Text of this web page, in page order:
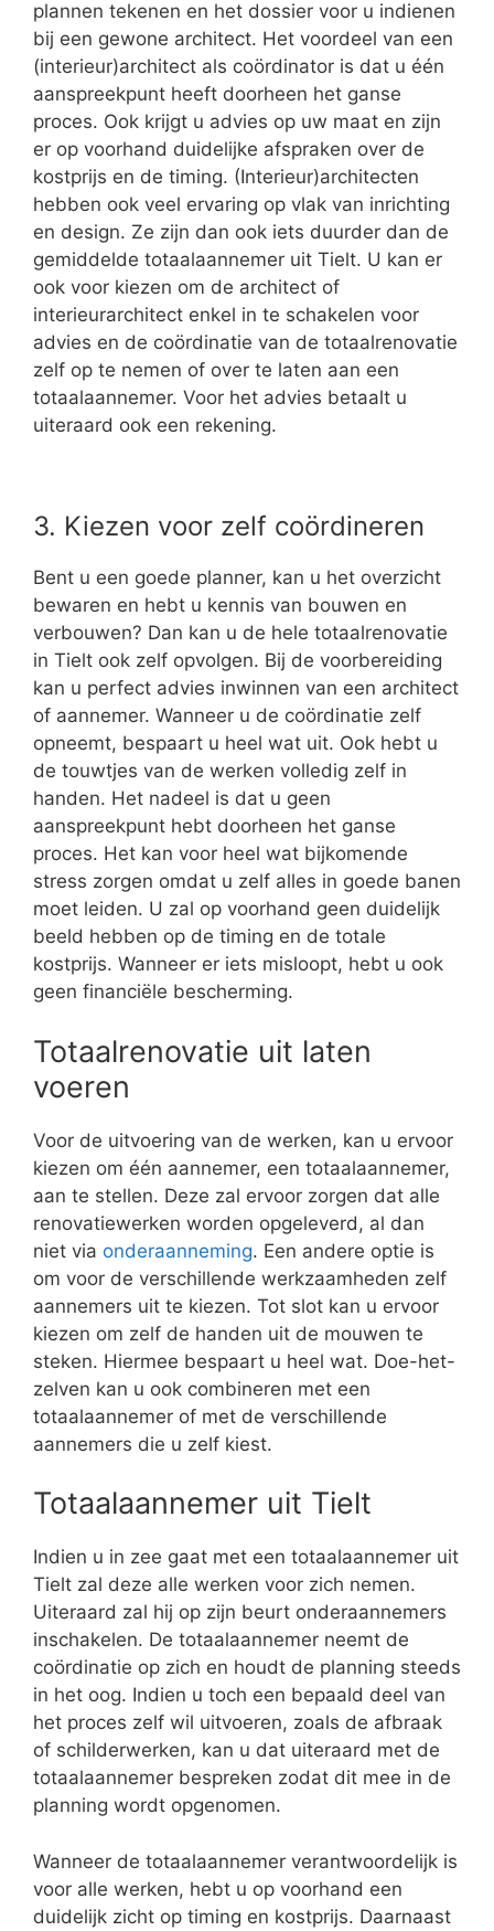
plannen tekenen en het dossier voor u indienen
bij een gewone architect. Het voordeel van een
(interieur)architect als coördinator is dat u één
aanspreekpunt heeft doorheen het ganse
proces. Ook krijgt u advies op uw maat en zijn
er op voorhand duidelijke afspraken over de
kostprijs en de timing. (Interieur)architecten
hebben ook veel ervaring op vlak van inrichting
en design. Ze zijn dan ook iets duurder dan de
gemiddelde totaalaannemer uit Tielt. U kan er
ook voor kiezen om de architect of
interieurarchitect enkel in te schakelen voor
advies en de coördinatie van de totaalrenovatie
zelf op te nemen of over te laten aan een
totaalaannemer. Voor het advies betaalt u
uiteraard ook een rekening.
3. Kiezen voor zelf coördineren
Bent u een goede planner, kan u het overzicht
bewaren en hebt u kennis van bouwen en
verbouwen? Dan kan u de hele totaalrenovatie
in Tielt ook zelf opvolgen. Bij de voorbereiding
kan u perfect advies inwinnen van een architect
of aannemer. Wanneer u de coördinatie zelf
opneemt, bespaart u heel wat uit. Ook hebt u
de touwtjes van de werken volledig zelf in
handen. Het nadeel is dat u geen
aanspreekpunt hebt doorheen het ganse
proces. Het kan voor heel wat bijkomende
stress zorgen omdat u zelf alles in goede banen
moet leiden. U zal op voorhand geen duidelijk
beeld hebben op de timing en de totale
kostprijs. Wanneer er iets misloopt, hebt u ook
geen financiële bescherming.
Totaalrenovatie uit laten
voeren
Voor de uitvoering van de werken, kan u ervoor
kiezen om één aannemer, een totaalaannemer,
aan te stellen. Deze zal ervoor zorgen dat alle
renovatiewerken worden opgeleverd, al dan
niet via onderaanneming. Een andere optie is
om voor de verschillende werkzaamheden zelf
aannemers uit te kiezen. Tot slot kan u ervoor
kiezen om zelf de handen uit de mouwen te
steken. Hiermee bespaart u heel wat. Doe-het-
zelven kan u ook combineren met een
totaalaannemer of met de verschillende
aannemers die u zelf kiest.
Totaalaannemer uit Tielt
Indien u in zee gaat met een totaalaannemer uit
Tielt zal deze alle werken voor zich nemen.
Uiteraard zal hij op zijn beurt onderaannemers
inschakelen. De totaalaannemer neemt de
coördinatie op zich en houdt de planning steeds
in het oog. Indien u toch een bepaald deel van
het proces zelf wil uitvoeren, zoals de afbraak
of schilderwerken, kan u dat uiteraard met de
totaalaannemer bespreken zodat dit mee in de
planning wordt opgenomen.
Wanneer de totaalaannemer verantwoordelijk is
voor alle werken, hebt u op voorhand een
duidelijk zicht op timing en kostprijs. Daarnaast